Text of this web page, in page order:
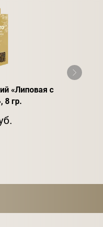
«Липовая с
8 гр.